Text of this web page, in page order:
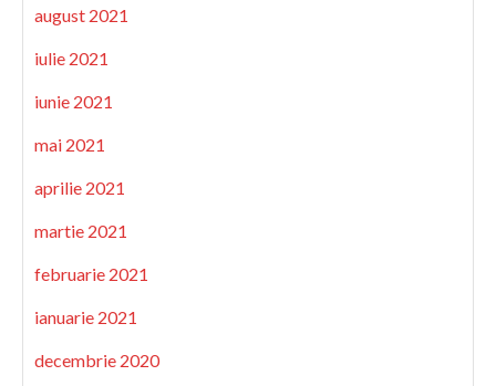
august 2021
iulie 2021
iunie 2021
mai 2021
aprilie 2021
martie 2021
februarie 2021
ianuarie 2021
decembrie 2020